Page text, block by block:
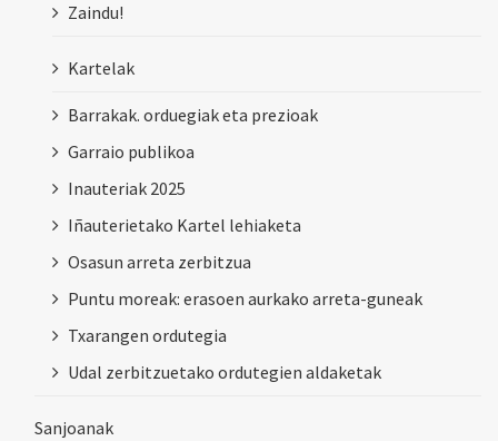
Zaindu!
Kartelak
Barrakak. orduegiak eta prezioak
Garraio publikoa
Inauteriak 2025
Iñauterietako Kartel lehiaketa
Osasun arreta zerbitzua
Puntu moreak: erasoen aurkako arreta-guneak
Txarangen ordutegia
Udal zerbitzuetako ordutegien aldaketak
Sanjoanak